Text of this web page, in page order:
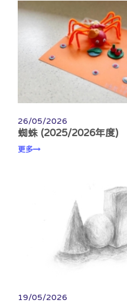
26/05/2026
蜘蛛 (2025/2026年度)
更多
19/05/2026